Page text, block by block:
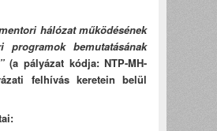
hálózat működésének
bemutatásának
(a pályázat kódja: NTP-MH-
felhívás keretein belül